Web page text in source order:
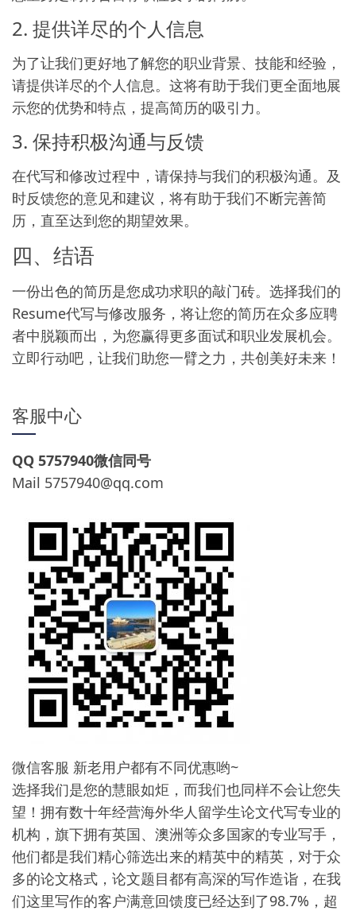
2. 提供详尽的个人信息
为了让我们更好地了解您的职业背景、技能和经验，
请提供详尽的个人信息。这将有助于我们更全面地展
示您的优势和特点，提高简历的吸引力。
3. 保持积极沟通与反馈
在代写和修改过程中，请保持与我们的积极沟通。及
时反馈您的意见和建议，将有助于我们不断完善简
历，直至达到您的期望效果。
四、结语
一份出色的简历是您成功求职的敲门砖。选择我们的
Resume代写与修改服务，将让您的简历在众多应聘
者中脱颖而出，为您赢得更多面试和职业发展机会。
立即行动吧，让我们助您一臂之力，共创美好未来！
客服中心
QQ 5757940微信同号
Mail 5757940@qq.com
微信客服 新老用户都有不同优惠哟~
选择我们是您的慧眼如炬，而我们也同样不会让您失
望！拥有数十年经营海外华人留学生论文代写专业的
机构，旗下拥有英国、澳洲等众多国家的专业写手，
他们都是我们精心筛选出来的精英中的精英，对于众
多的论文格式，论文题目都有高深的写作造诣，在我
们这里写作的客户满意回馈度已经达到了98.7%，超